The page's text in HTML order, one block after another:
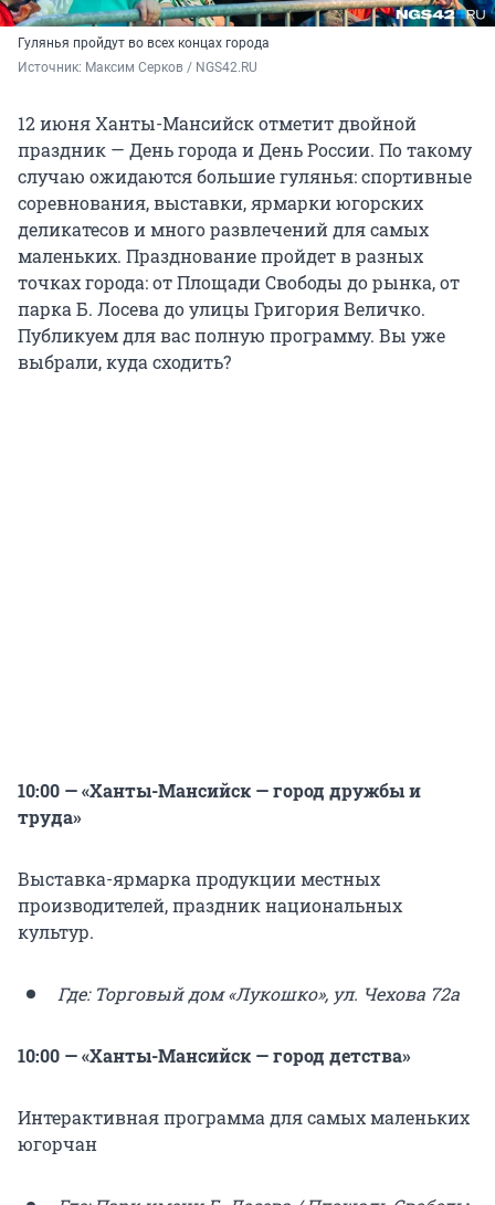
Гулянья пройдут во всех концах города
Источник: Максим Серков / NGS42.RU
12 июня Ханты-Мансийск отметит двойной
праздник — День города и День России. По такому
случаю ожидаются большие гулянья: спортивные
соревнования, выставки, ярмарки югорских
деликатесов и много развлечений для самых
маленьких. Празднование пройдет в разных
точках города: от Площади Свободы до рынка, от
парка Б. Лосева до улицы Григория Величко.
Публикуем для вас полную программу. Вы уже
выбрали, куда сходить?
10:00 — «Ханты-Мансийск — город дружбы и
труда»
Выставка-ярмарка продукции местных
производителей, праздник национальных
культур.
Где: Торговый дом «Лукошко», ул. Чехова 72а
10:00 — «Ханты-Мансийск — город детства»
Интерактивная программа для самых маленьких
югорчан